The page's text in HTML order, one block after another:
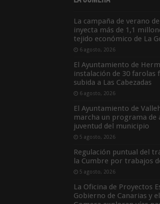
La campaña de verano
inyecta más de 1,1
tejido económico de La
6 agosto, 2026
El Ayuntamiento de
instalación de 30 farolas
subida a Las Cabezadas
6 agosto, 2026
El Ayuntamiento de
marcha un programa de
juventud del municipio
5 agosto, 2026
Regulación puntual del
la Cumbre por trabajos
5 agosto, 2026
La Oficina de Proyectos
Gobierno de Canarias y